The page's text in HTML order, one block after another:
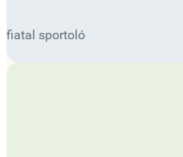
fiatal sportoló